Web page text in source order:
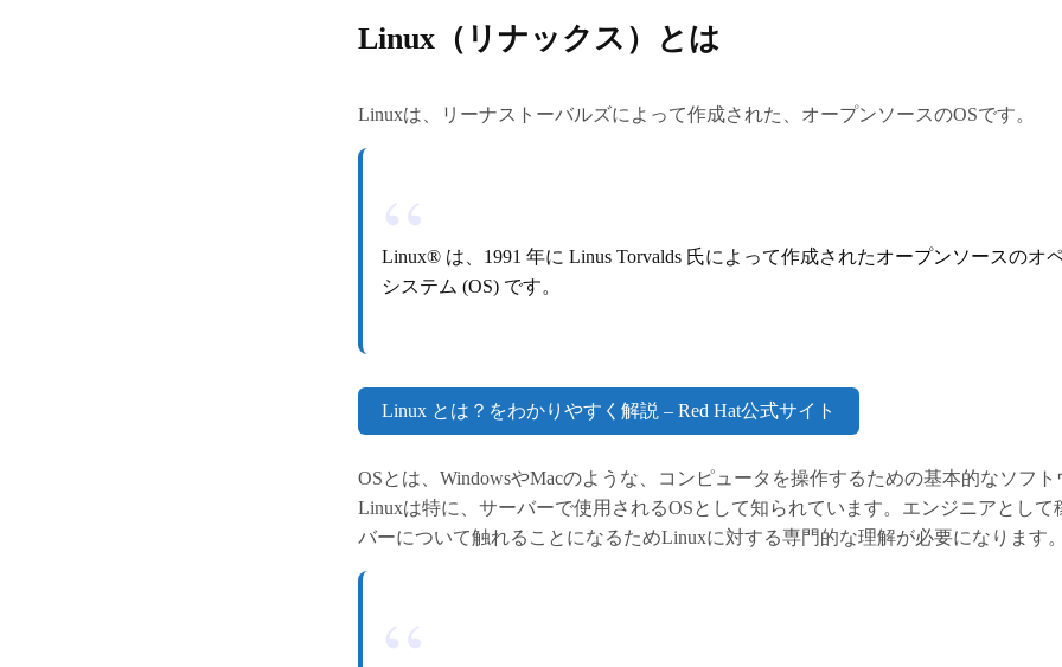
Linux（リナックス）とは
Linuxは、リーナストーバルズによって作成された、オープンソースのOSです。
Linux® は、1991 年に Linus Torvalds 氏によって作成されたオープンソースのオ
システム (OS) です。
Linux とは？をわかりやすく解説 – Red Hat公式サイト
OSとは、WindowsやMacのような、コンピュータを操作するための基本的なソフト
Linuxは特に、サーバーで使用されるOSとして知られています。エンジニアとして
バーについて触れることになるためLinuxに対する専門的な理解が必要になります。